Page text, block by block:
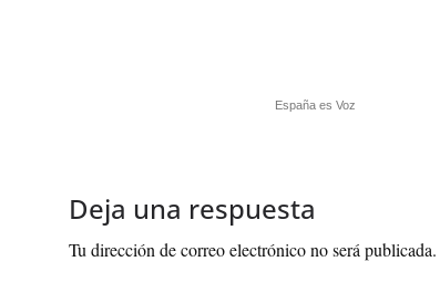
España es Voz
Deja una respuesta
Tu dirección de correo electrónico no será publicada.